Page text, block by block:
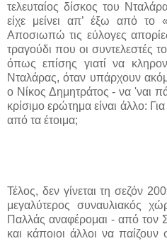
τελευταίος δίσκος του
είχε μείνει απ’ έξω από το
Αποσιωπώ τις εύλογες
τραγούδι που οι συντελεστές
όπως επίσης γιατί να
Νταλάρας, όταν υπάρχουν
ο Νίκος Δημητράτος - να 'ναι
κρίσιμο ερώτημα είναι άλλο:
από τα έτοιμα;
Τέλος, δεν γίνεται τη σεζόν
μεγαλύτερος συναυλιακός
Παλλάς αναφέρομαι - από τον
και κάποιοι άλλοι να